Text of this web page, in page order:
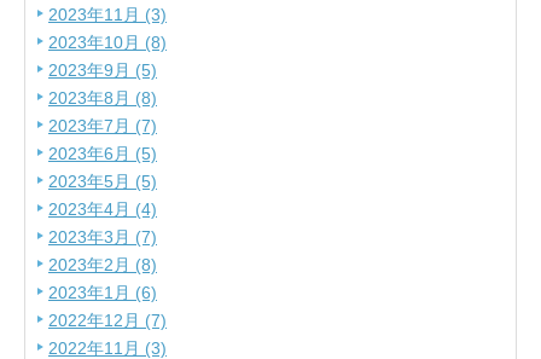
2023年11月 (3)
2023年10月 (8)
2023年9月 (5)
2023年8月 (8)
2023年7月 (7)
2023年6月 (5)
2023年5月 (5)
2023年4月 (4)
2023年3月 (7)
2023年2月 (8)
2023年1月 (6)
2022年12月 (7)
2022年11月 (3)